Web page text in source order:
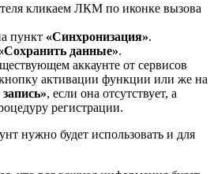
кликаем ЛКМ по иконке вызова
пункт «Синхронизация».
данные».
аккаунте от сервисов
активации функции или же на
, если она отсутствует, а
регистрации.
нужно будет использовать и для